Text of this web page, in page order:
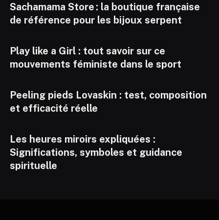
Sachamama Store : la boutique française
de référence pour les bijoux serpent
Play like a Girl : tout savoir sur ce
mouvements féministe dans le sport
Peeling pieds Lovaskin : test, composition
et efficacité réelle
Les heures miroirs expliquées :
Significations, symboles et guidance
spirituelle